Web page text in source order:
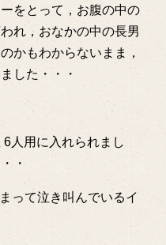
をとって，お腹の中の
れ，おなかの中の長男
かもわからないまま，
した・・・
人用に入れられまし
・
って泣き叫んでいるイ